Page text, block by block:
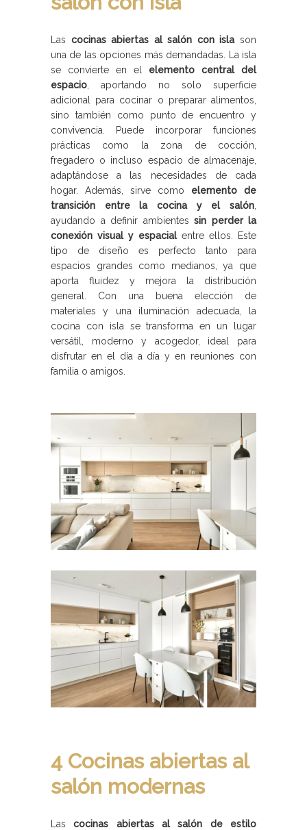
Las cocinas abiertas al salón con islason
una de las opciones más demandadas. La isla
se convierte en el elemento central del
espacio , aportando no solo superficie
adicional para cocinar o preparar alimentos,
sino también como punto de encuentro y
convivencia. Puede incorporar funciones
prácticas como la zona de cocción,
fregadero o incluso espacio de almacenaje,
adaptándose a las necesidades de cada
hogar. Además, sirve como elemento de
transición entre la cocina y el salón
ayudando a definir ambientes sin perder la
conexión visual y espacialentre ellos. Este
tipo de diseño es perfecto tanto para
espacios grandes como medianos, ya que
aporta fluidez y mejora la distribución
general. Con una buena elección de
materiales y una iluminación adecuada, la
cocina con isla se transforma en un lugar
versátil, moderno y acogedor, ideal para
disfrutar en el día a día y en reuniones con
familia o amigos.
4 Cocinas abiertas al
salón modernas
Lascocinas abiertas al salón de estilo